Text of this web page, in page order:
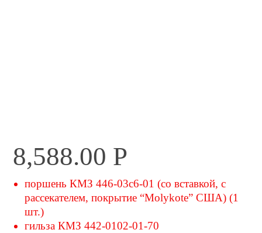
8,588.00 Р
поршень КМЗ 446-03с6-01 (со вставкой, с
рассекателем, покрытие “Molykote” США) (1
шт.)
гильза КМЗ 442-0102-01-70